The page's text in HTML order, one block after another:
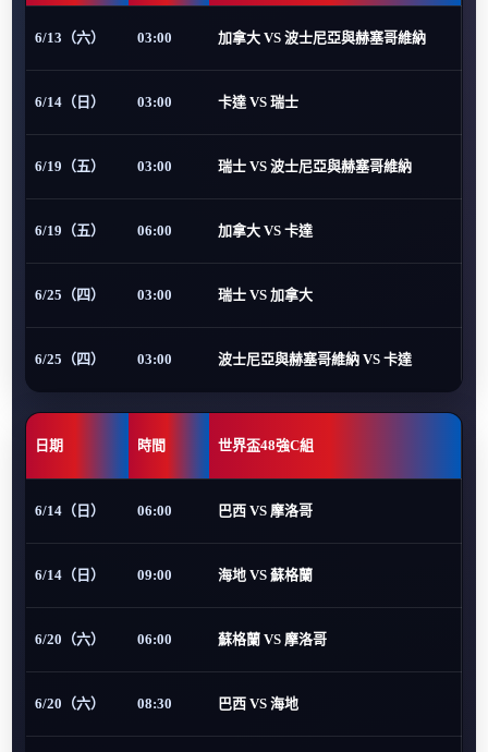
6/13（六） 03:00 加拿大 VS 波士尼亞與赫塞哥維納
6/14（日） 03:00 卡達 VS 瑞士
6/19（五） 03:00 瑞士 VS 波士尼亞與赫塞哥維納
6/19（五） 06:00 加拿大 VS 卡達
6/25（四） 03:00 瑞士 VS 加拿大
6/25（四） 03:00 波士尼亞與赫塞哥維納 VS 卡達
日期 時間 世界盃48強C組
6/14（日） 06:00 巴西 VS 摩洛哥
6/14（日） 09:00 海地 VS 蘇格蘭
6/20（六） 06:00 蘇格蘭 VS 摩洛哥
6/20（六） 08:30 巴西 VS 海地